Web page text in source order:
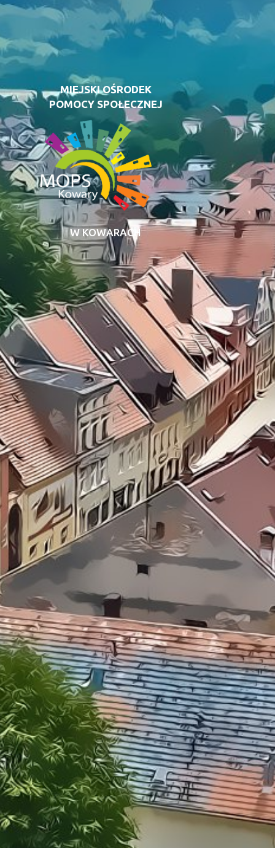
MIEJSKI OŚRODEK
POMOCY SPOŁECZNEJ
W KOWARACH